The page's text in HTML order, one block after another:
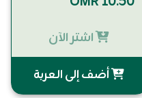
اشتر الآن
أضف إلى العربة